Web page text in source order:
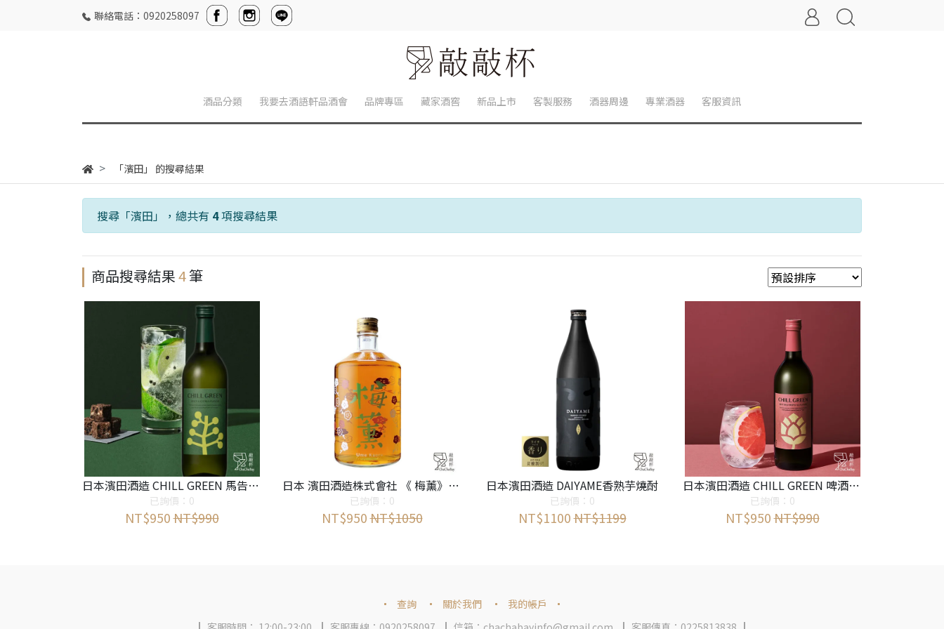
聯絡電話：0920258097
酒品分類 我要去酒語軒品酒會 品牌專區 藏家酒窖 新品上市 客製服務 酒器周邊 專業酒器 客服資訊
「濱田」 的搜尋結果
搜尋「濱田 」，總共有 4項搜尋結果
商品搜尋結果4筆
日本濱田酒造 CHILL GREEN 馬告麥燒酎
已詢價：0
NT$950NT$990
日本 濱田酒造株式會社 《 梅薰》梅酒
已詢價：0
NT$950NT$1050
日本濱田酒造 DAIYAME香熟芋燒酎
已詢價：0
NT$1100NT$1199
日本濱田酒造 CHILL GREEN 啤酒花麥燒酎
已詢價：0
NT$950NT$990
查詢 關於我們
我的帳戶